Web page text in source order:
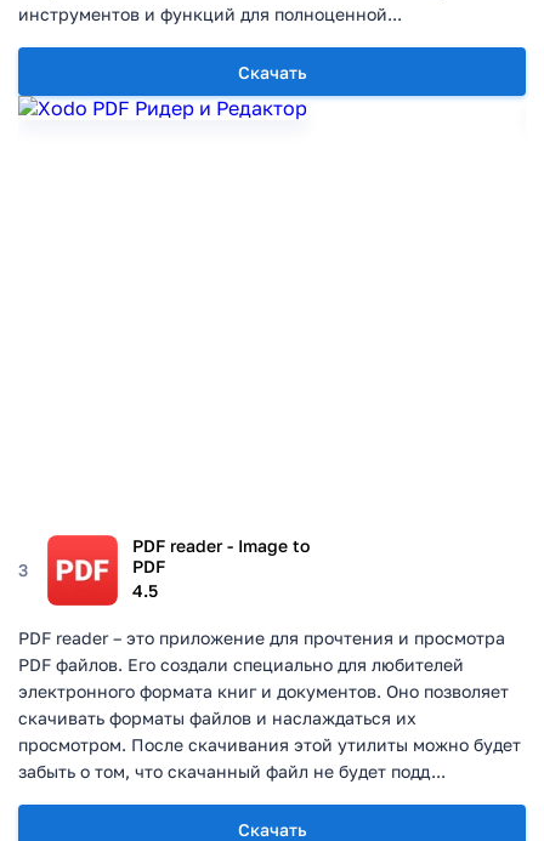
Скачать
инструментов и функций для полноценной...
3
PDF reader - Image to
PDF
4.5
Скачать
PDF reader – это приложение для прочтения и просмотра
PDF файлов. Его создали специально для любителей
электронного формата книг и документов. Оно позволяет
скачивать форматы файлов и наслаждаться их
просмотром. После скачивания этой утилиты можно будет
забыть о том, что скачанный файл не будет подд...